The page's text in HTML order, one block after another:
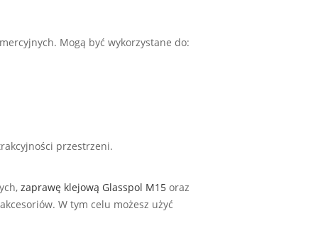
Mogą być wykorzystane do:
przestrzeni.
zaprawę klejową Glasspol M15 oraz
W tym celu możesz użyć